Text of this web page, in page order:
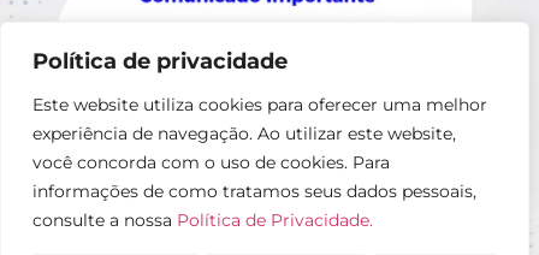
Política de privacidade
Este website utiliza cookies para oferecer uma melhor
experiência de navegação. Ao utilizar este website,
você concorda com o uso de cookies. Para
informações de como tratamos seus dados pessoais,
consulte a nossa Política de Privacidade.
Alameda Santos, 1165 Paulista - CEP 01419-001 -
SP